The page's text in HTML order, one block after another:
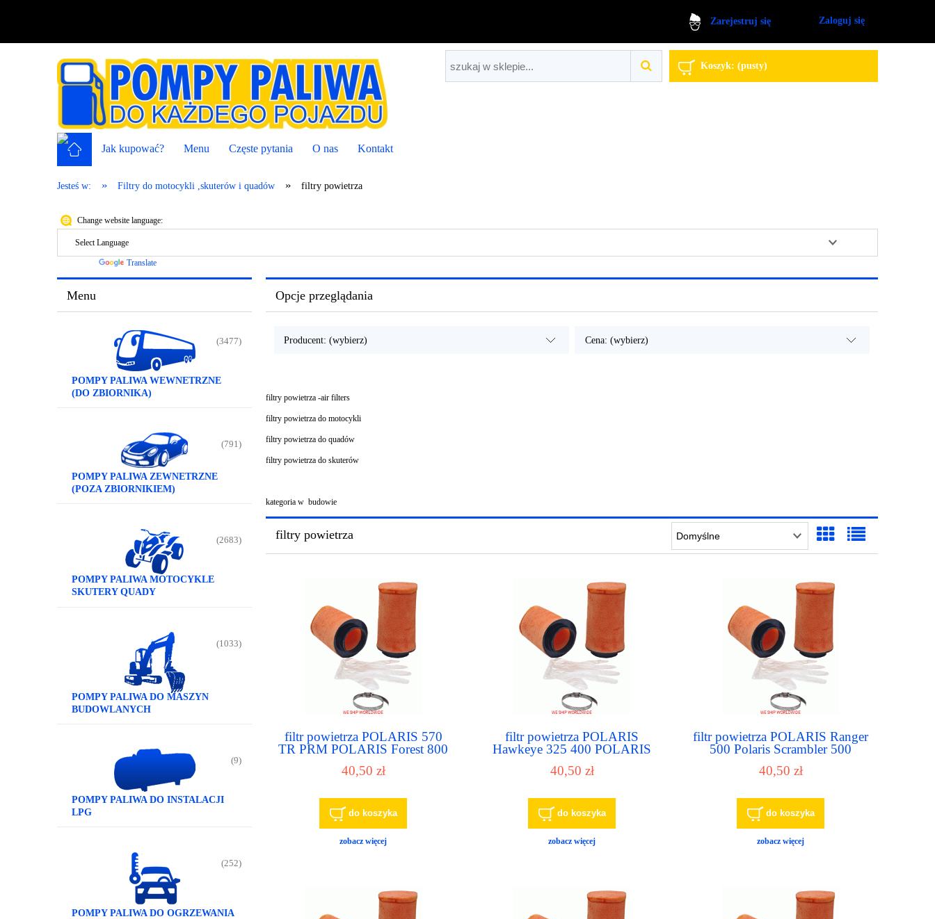
Zarejestruj się Zaloguj się
Koszyk: (pusty)
Jak kupować? Menu Częste pytania O nas Kontakt
Jesteś w: » Filtry do motocykli ,skuterów i quadów » filtry powietrza
Change website language:
Translate
Menu
POMPY PALIWA WEWNETRZNE
(DO ZBIORNIKA)
(3477)
POMPY PALIWA ZEWNETRZNE
(POZA ZBIORNIKIEM)
(791)
POMPY PALIWA MOTOCYKLE
SKUTERY QUADY
(2683)
POMPY PALIWA DO MASZYN
BUDOWLANYCH
(1033)
POMPY PALIWA DO INSTALACJI
LPG
(9)
POMPY PALIWA DO OGRZEWANIA
(252)
Opcje przeglądania
Producent: (wybierz) Cena: (wybierz)
filtry powietrza -air filters
filtry powietrza do motocykli
filtry powietrza do quadów
filtry powietrza do skuterów
kategoria w budowie
filtry powietrza
filtr powietrza POLARIS 570
TR PRM POLARIS Forest 800
570 (EFI/EPS)
40,50 zł
do koszyka
zobacz więcej
filtr powietrza POLARIS
Hawkeye 325 400 POLARIS
MAGNUM 325 330 425 500
40,50 zł
do koszyka
zobacz więcej
filtr powietrza POLARIS Ranger
500 Polaris Scrambler 500
Scrambler 1000
40,50 zł
do koszyka
zobacz więcej